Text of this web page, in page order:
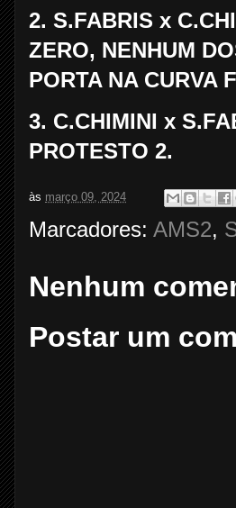
2. S.FABRIS x
ZERO, NENHUM
PORTA NA CURVA
3. C.CHIMINI x
PROTESTO 2.
às março 09, 2024
Marcadores: AMS2,
Nenhum
Postar um